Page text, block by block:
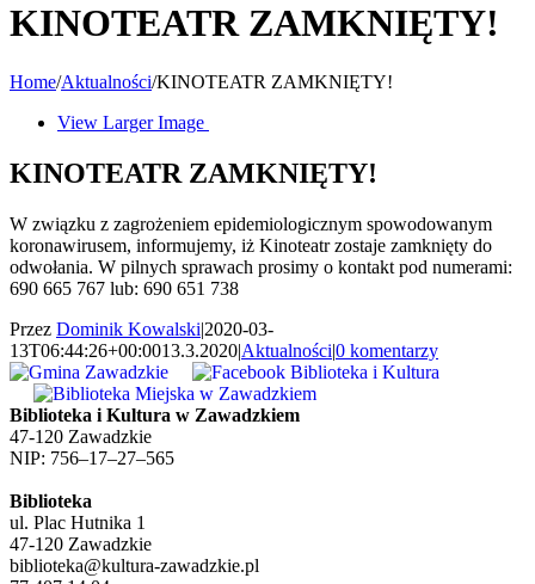
KINOTEATR ZAMKNIĘTY!
Home/Aktualności/KINOTEATR ZAMKNIĘTY!
View Larger Image
KINOTEATR ZAMKNIĘTY!
W związku z zagrożeniem epidemiologicznym spowodowanym
koronawirusem, informujemy, iż Kinoteatr zostaje zamknięty do
odwołania. W pilnych sprawach prosimy o kontakt pod numerami:
690 665 767 lub: 690 651 738
Przez Dominik Kowalski|2020-03-
13T06:44:26+00:0013.3.2020|Aktualności|0 komentarzy
Biblioteka i Kultura w Zawadzkiem
47-120 Zawadzkie
NIP: 756–17–27–565
Biblioteka
ul. Plac Hutnika 1
47-120 Zawadzkie
biblioteka@kultura-zawadzkie.pl